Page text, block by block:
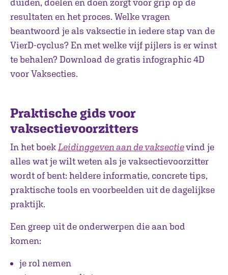
duiden, doelen en doen zorgt voor grip op de
resultaten en het proces. Welke vragen
beantwoord je als vaksectie in iedere stap van de
VierD-cyclus? En met welke vijf pijlers is er winst
te behalen? Download de gratis infographic 4D
voor Vaksecties.
Praktische gids voor
vaksectievoorzitters
In het boekLeidinggeven aan de vaksectievind je
alles wat je wilt weten als je vaksectievoorzitter
wordt of bent: heldere informatie, concrete tips,
praktische tools en voorbeelden uit de dagelijkse
praktijk.
Een greep uit de onderwerpen die aan bod
komen:
je rol nemen